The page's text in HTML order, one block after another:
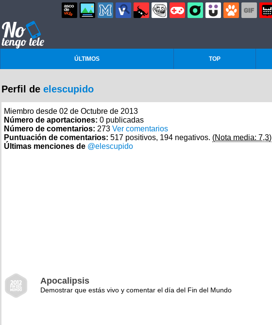
ÚLTIMOS TOP
Perfil de elescupido
Miembro desde 02 de Octubre de 2013
Número de aportaciones: 0 publicadas
Número de comentarios: 273 Ver comentarios
Puntuación de comentarios: 517 positivos, 194 negativos. (Nota media: 7,3)
Últimas menciones de @elescupido
Apocalipsis
Demostrar que estás vivo y comentar el día del Fin del Mundo